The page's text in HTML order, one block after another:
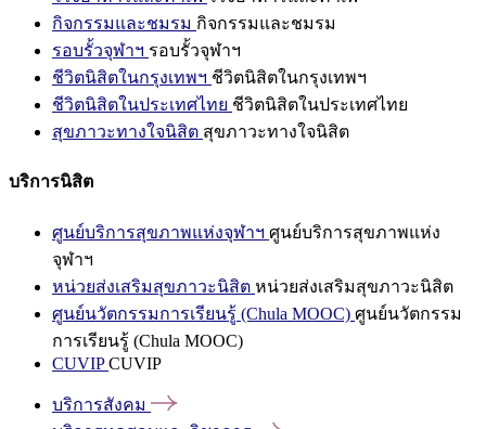
กิจกรรมและชมรม กิจกรรมและชมรม
รอบรั้วจุฬาฯ รอบรั้วจุฬาฯ
ชีวิตนิสิตในกรุงเทพฯ ชีวิตนิสิตในกรุงเทพฯ
ชีวิตนิสิตในประเทศไทย ชีวิตนิสิตในประเทศไทย
สุขภาวะทางใจนิสิต สุขภาวะทางใจนิสิต
บริการนิสิต
ศูนย์บริการสุขภาพแห่งจุฬาฯ ศูนย์บริการสุขภาพแห่ง
จุฬาฯ
หน่วยส่งเสริมสุขภาวะนิสิต หน่วยส่งเสริมสุขภาวะนิสิต
ศูนย์นวัตกรรมการเรียนรู้ (Chula MOOC) ศูนย์นวัตกรรม
การเรียนรู้ (Chula MOOC)
CUVIPCUVIP
บริการสังคม